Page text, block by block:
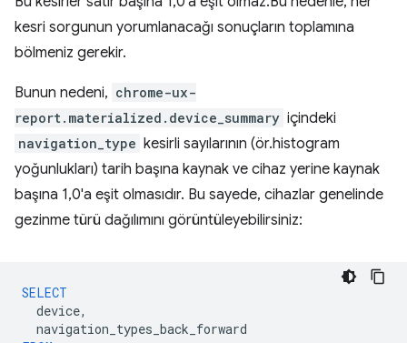
kesri sorgunun yorumlanacağı sonuçların toplamına
bölmeniz gerekir.
Bunun nedeni, chrome-ux-
report.materialized.device_summary içindeki
navigation_type kesirli sayılarının (ör.histogram
yoğunlukları) tarih başına kaynak ve cihaz yerine kaynak
başına 1,0'a eşit olmasıdır. Bu sayede, cihazlar genelinde
gezinme türü dağılımını görüntüleyebilirsiniz:
SELECT
device,
navigation_types_back_forward